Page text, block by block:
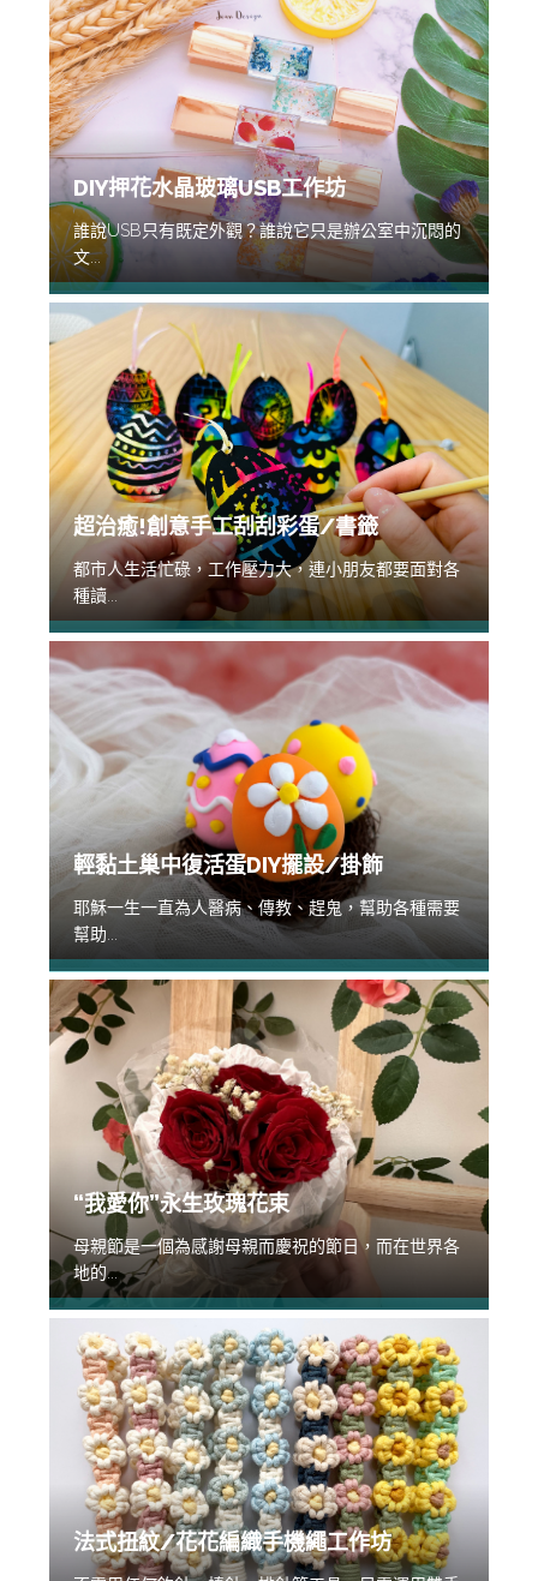
DIY押花水晶玻璃USB工作坊
誰說USB只有既定外觀？誰說它只是辦公室中沉悶的
文...
超治癒!創意手工刮刮彩蛋/書籤
都市人生活忙碌，工作壓力大，連小朋友都要面對各
種讀...
輕黏土巢中復活蛋DIY擺設/掛飾
耶穌一生一直為人醫病、傳教、趕鬼，幫助各種需要
幫助...
“我愛你”永生玫瑰花束
母親節是一個為感謝母親而慶祝的節日，而在世界各
地的...
法式扭紋/花花編織手機繩工作坊